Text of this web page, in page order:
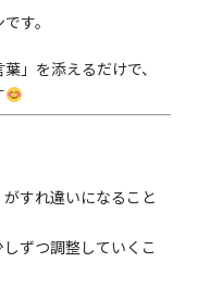
す。
」を添えるだけで、
すれ違いになること
ずつ調整していくこ